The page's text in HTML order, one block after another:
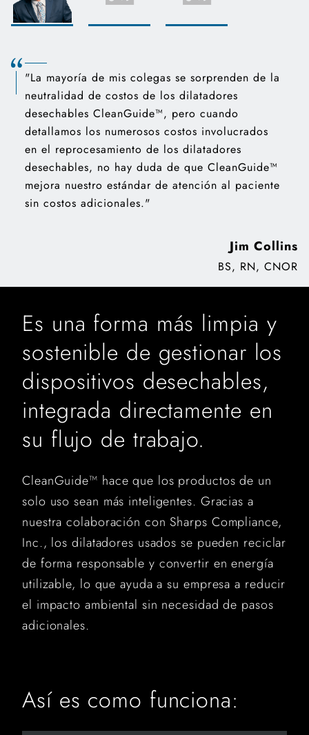
"La mayoría de mis colegas se sorprenden de la
neutralidad de costos de los dilatadores
desechables CleanGuide™, pero cuando
detallamos los numerosos costos involucrados
en el reprocesamiento de los dilatadores
desechables, no hay duda de que CleanGuide™
mejora nuestro estándar de atención al paciente
sin costos adicionales."
Jim Collins
BS, RN, CNOR
Es una forma más limpia y
sostenible de gestionar los
dispositivos desechables,
integrada directamente en
su flujo de trabajo.
CleanGuide™ hace que los productos de un
solo uso sean más inteligentes. Gracias a
nuestra colaboración con Sharps Compliance,
Inc., los dilatadores usados ​​se pueden reciclar
de forma responsable y convertir en energía
utilizable, lo que ayuda a su empresa a reducir
el impacto ambiental sin necesidad de pasos
adicionales.
Así es como funciona: